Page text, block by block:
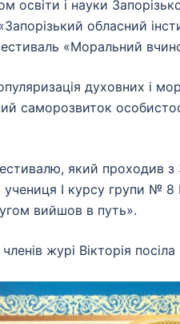
і науки
обласний
«Моральний
духовних і
саморозвиток
який проходив з
І курсу групи № 8
вийшов в путь».
журі Вікторія